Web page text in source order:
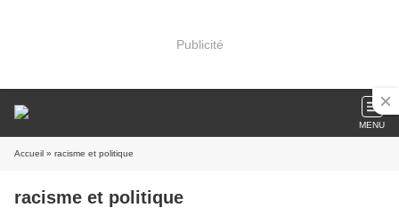
Publicité
MENU
Accueil » racisme et politique
racisme et politique